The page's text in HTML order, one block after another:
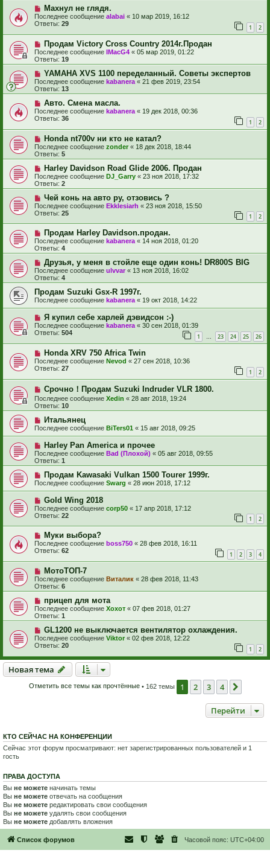
Махнул не глядя.
Последнее сообщение alabai « 10 мар 2019, 16:12
Ответы: 29 1 2
Продам Victory Cross Country 2014г.Продан
Последнее сообщение IMacG4 « 05 мар 2019, 01:22
Ответы: 19
YAMAHA XVS 1100 переделанный. Советы экспертов
Последнее сообщение kabanera « 21 фев 2019, 23:54
Ответы: 13
Авто. Смена масла.
Последнее сообщение kabanera « 19 дек 2018, 00:36
Ответы: 36 1 2
Honda nt700v ни кто не катал?
Последнее сообщение zonder « 18 дек 2018, 18:44
Ответы: 5
Harley Davidson Road Glide 2006. Продан
Последнее сообщение DJ_Garry « 23 ноя 2018, 17:32
Ответы: 2
Чей конь на авто ру, отзовись ?
Последнее сообщение Ekklesiarh « 23 ноя 2018, 15:50
Ответы: 25 1 2
Продам Harley Davidson.продан.
Последнее сообщение kabanera « 14 ноя 2018, 01:20
Ответы: 4
Друзья, у меня в стойле еще один конь! DR800S BIG
Последнее сообщение ulvvar« 13 ноя 2018, 16:02
Ответы: 4
Продам Suzuki Gsx-R 1997г.
Последнее сообщение kabanera « 19 окт 2018, 14:22
Я купил себе харлей дэвидсон :-)
Последнее сообщение kabanera « 30 сен 2018, 01:39
Ответы: 504 1 … 23 24 25 26
Honda XRV 750 Africa Twin
Последнее сообщение Nevod « 27 сен 2018, 10:36
Ответы: 27 1 2
Срочно！Продам Suzuki Indruder VLR 1800.
Последнее сообщение Xedin « 28 авг 2018, 19:24
Ответы: 10
Итальянец
Последнее сообщение BiTers01 « 15 авг 2018, 09:25
Harley Pan America и прочее
Последнее сообщение Bad (Плохой) « 05 авг 2018, 09:55
Ответы: 1
Продам Kawasaki Vulkan 1500 Tourer 1999г.
Последнее сообщение Swarg « 28 июн 2018, 17:12
Gold Wing 2018
Последнее сообщение corp50 « 17 апр 2018, 17:12
Ответы: 22 1 2
Муки выбора?
Последнее сообщение boss750 « 28 фев 2018, 16:11
Ответы: 62 1 2 3 4
МотоТОП-7
Последнее сообщение Виталик « 28 фев 2018, 11:43
Ответы: 6
прицеп для мота
Последнее сообщение Хохот « 07 фев 2018, 01:27
Ответы: 1
GL1200 не выключается вентилятор охлаждения.
Последнее сообщение Viktor « 02 фев 2018, 12:22
Ответы: 20 1 2
Новая тема
Новаятема
Отметить все темы как прочтённые• 162 темы 1 2 3 4
Перейти
КТО СЕЙЧАС НА КОНФЕРЕНЦИИ
Сейчас этот форум просматривают: нет зарегистрированных пользователей и 1
гость
ПРАВА ДОСТУПА
Вы не можете начинать темы
Вы не можете отвечать на сообщения
Вы не можете редактировать свои сообщения
Вы не можете удалять свои сообщения
Вы не можете добавлять вложения
Список форумов Часовой пояс: UTC+04:00